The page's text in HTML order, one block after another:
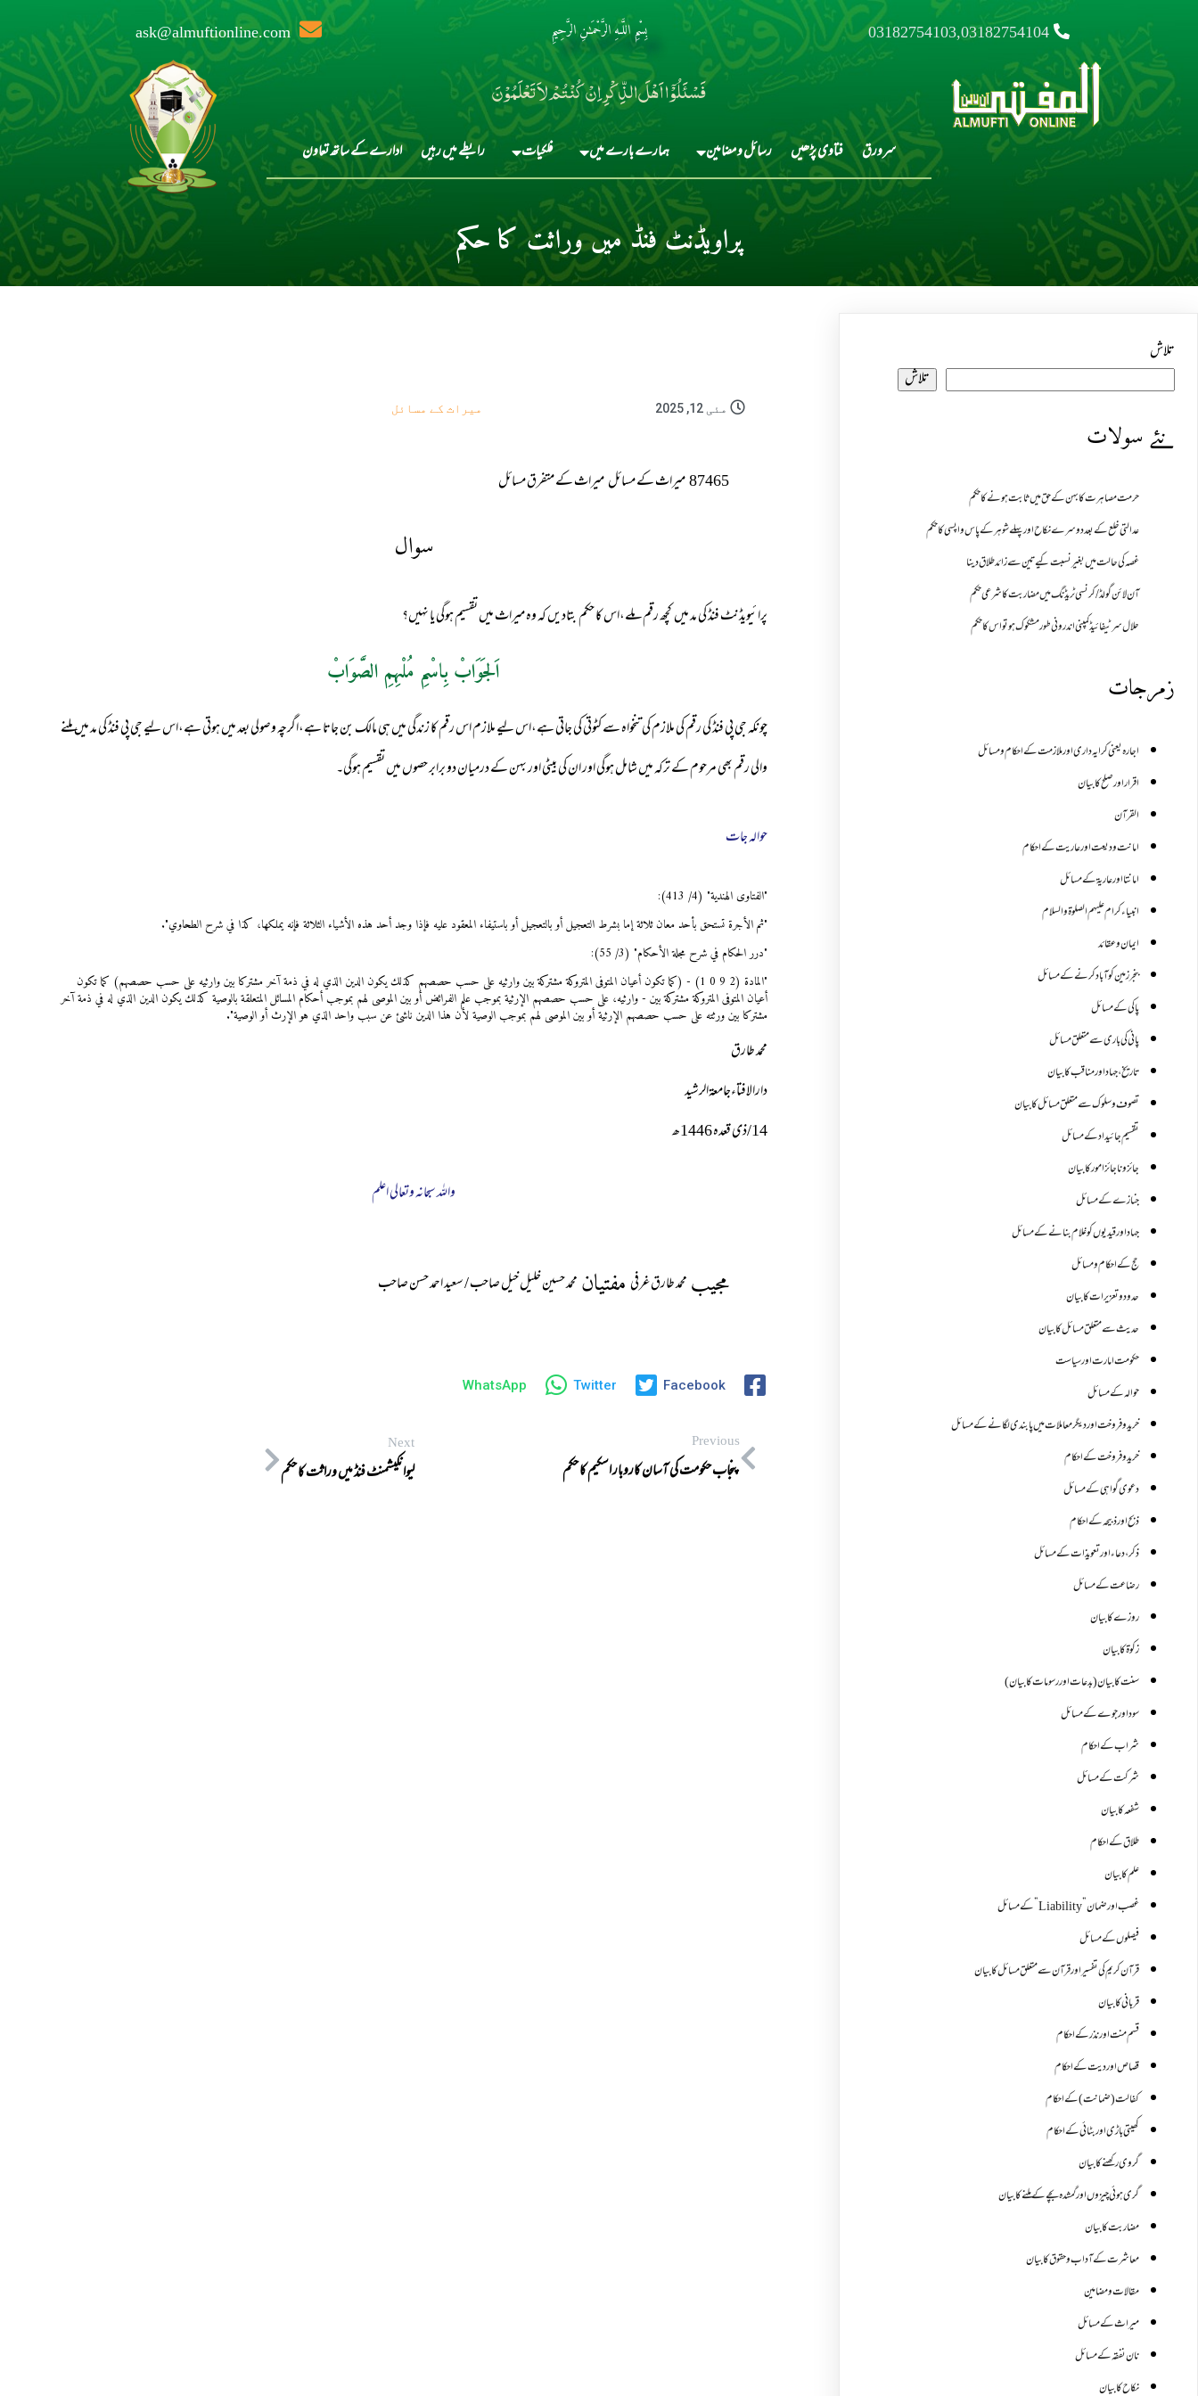
03182754103,03182754104 بِسْمِ اللَّـهِ الرَّحْمَـٰنِ الرَّحِيمِ ask@almuftionline.com
فَسْئَلُوْٓا اَہْلَ الذِّکْرِ اِنْ کُنْتُمْ لاَ تَعْلَمُوْنَ
سرورق فتاوی پڑھیں رسائل و مضامین ہمارے بارے میں فلکیات رابطے میں رہیں ادارے کے ساتھ تعاون
پراویڈنٹ فنڈ میں وراثت کا حکم
مئی 12, 2025 میراث کے مسائل
87465میراث کے مسائلمیراث کے متفرق مسائل
سوال
پرائیویڈنٹ فنڈ کی مد میں کچھ رقم ملے،اس کا حکم بتادیں کہ وہ میراث میں تقسیم ہوگی یا نہیں؟
اَلجَوَابْ بِاسْمِ مُلْہِمِ الصَّوَابْ
چونکہ جی پی فنڈ کی رقم کی ملازم کی تنخواہ سے کٹوتی کی جاتی ہے،اس لیے ملازم اس رقم کا زندگی میں ہی مالک بن جاتا ہے،اگرچہ وصولی بعد میں ہوتی ہے،اس لیے جی پی فنڈ کی مد میں ملنے
والی رقم بھی مرحوم کے ترکہ میں شامل ہوگی اور ان کی بیٹی اور بہن کے درمیان دو برابر حصوں میں تقسیم ہوگی۔
حوالہ جات
"الفتاوى الهندية" (4/ 413):
"ثم الأجرة تستحق بأحد معان ثلاثة إما بشرط التعجيل أو بالتعجيل أو باستيفاء المعقود عليه فإذا وجد أحد هذه الأشياء الثلاثة فإنه يملكها، كذا في شرح الطحاوي".
"درر الحكام في شرح مجلة الأحكام" (3/ 55):
"المادة (2 9 0 1) - (كما تكون أعيان المتوفى المتروكة مشتركة بين وارثيه على حسب حصصهم كذلك يكون الدين الذي له في ذمة آخر مشتركا بين وارثيه على حسب حصصهم) كما تكون
أعيان المتوفى المتروكة مشتركة بين - وارثيه، على حسب حصصهم الإرثية بموجب علم الفرائض أو بين الموصى لهم بموجب أحكام المسائل المتعلقة بالوصية كذلك يكون الدين الذي له في ذمة آخر
مشتركا بين ورثته على حسب حصصهم الإرثية أو بين الموصى لهم بموجب الوصية لأن هذا الدين ناشئ عن سبب واحد الذي هو الإرث أو الوصية".
محمد طارق
دارالافتاءجامعۃالرشید
14
/ذی قعدہ 1446ھ
واللہ سبحانہ وتعالی اعلم
مجیب محمد طارق غرفی مفتیان محمد حسین خلیل خیل صاحب / سعید احمد حسن صاحب
Facebook
Twitter
WhatsApp
Previous
پنجاب حکومت کی آسان کاروبار اسکیم کا حکم
Next
لیوانکیشمنٹ فنڈ میں وراثت کا حکم
تلاش
تلاش
نئے سولات
حرمت مصاہرت کا بہن کے حق میں ثابت ہونے کا حکم
عدالتی خلع کے بعد دوسرے نکاح اور پہلے شوہر کے پاس واپسی کا حکم
غصہ کی حالت میں بغیر نسبت کیے تین سے زائد طلاق دینا
آن لائن گولڈ /کرنسی ٹریڈنگ میں مضاربت کا شرعی حکم
حلال سرٹیفائیڈ کمپنی اندرونی طور مشکوک ہو تو اس کا حکم
زمرجات
اجارہ یعنی کرایہ داری اور ملازمت کے احکام و مسائل
اقرار اور صلح کا بیان
القرآن
امانت ودیعت اورعاریت کے احکام
امانتا اور عاریة کے مسائل
انبیاء کرام علیہم الصلوۃ والسلام
ایمان وعقائد
بنجر زمین کو آباد کرنے کے مسائل
پاکی کے مسائل
پانی کی باری سے متعلق مسائل
تاریخ،جہاد اور مناقب کا بیان
تصوف و سلوک سے متعلق مسائل کا بیان
تقسیم جائیداد کے مسائل
جائز و ناجائزامور کا بیان
جنازے کےمسائل
جہاد اور قیدیوں کو غلام بنانے کے مسائل
حج کے احکام ومسائل
حدود و تعزیرات کا بیان
حدیث سے متعلق مسائل کا بیان
حکومت امارت اور سیاست
حوالہ کے مسائل
خرید و فروخت اور دیگر معاملات میں پابندی لگانے کے مسائل
خرید و فروخت کے احکام
دعوی گواہی کے مسائل
ذبح اور ذبیحہ کے احکام
ذکر،دعاء اور تعویذات کے مسائل
رضاعت کے مسائل
روزے کا بیان
زکوة کابیان
سنت کا بیان (بدعات اور رسومات کا بیان)
سود اور جوے کے مسائل
شراب کے احکام
شرکت کے مسائل
شفعہ کا بیان
طلاق کے احکام
علم کا بیان
غصب اورضمان”Liability” کے مسائل
فیصلوں کے مسائل
قرآن کریم کی تفسیر اور قرآن سے متعلق مسائل کا بیان
قربانی کا بیان
قسم منت اور نذر کے احکام
قصاص اور دیت کے احکام
کفالت (ضمانت) کے احکام
کھیتی باڑی اور بٹائی کے احکام
گروی رکھنے کا بیان
گری ہوئی چیزوں اورگمشدہ بچے کے ملنے کا بیان
مضاربت کا بیان
معاشرت کے آداب و حقوق کا بیان
مقالات ومضامین
میراث کے مسائل
نان نفقہ کے مسائل
نکاح کا بیان